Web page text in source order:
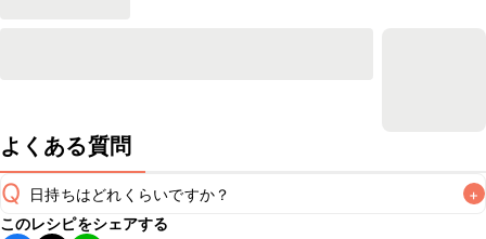
よくある質問
Q 日持ちはどれくらいですか？ +
このレシピをシェアする